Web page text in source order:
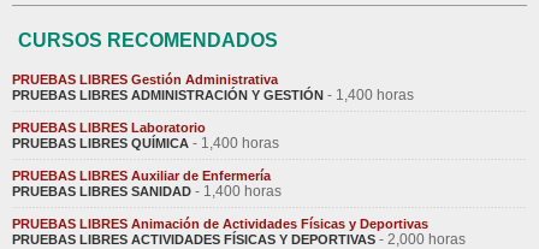
CURSOS RECOMENDADOS
PRUEBAS LIBRES Gestión Administrativa
PRUEBAS LIBRES ADMINISTRACIÓN Y GESTIÓN - 1,400 horas
PRUEBAS LIBRES Laboratorio
PRUEBAS LIBRES QUÍMICA - 1,400 horas
PRUEBAS LIBRES Auxiliar de Enfermería
PRUEBAS LIBRES SANIDAD - 1,400 horas
PRUEBAS LIBRES Animación de Actividades Físicas y Deportivas
PRUEBAS LIBRES ACTIVIDADES FÍSICAS Y DEPORTIVAS - 2,000 horas